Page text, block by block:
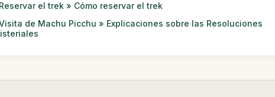
el trek » Cómo reservar el trek
de Machu Picchu » Explicaciones sobre las Resoluciones